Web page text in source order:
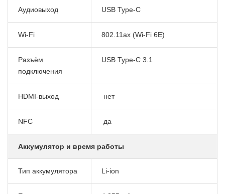
Аудиовыход USB Type-C
Wi-Fi 802.11ax (Wi-Fi 6E)
Разъём
подключения
USB Type-C 3.1
HDMI-выход нет
NFC да
Аккумулятор и время работы
Тип аккумулятора Li-ion